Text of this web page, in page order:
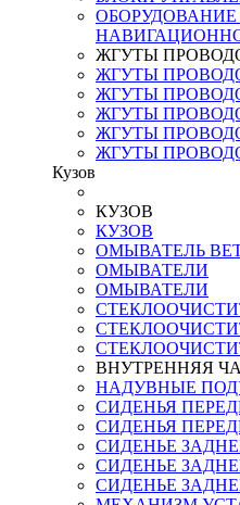
ЖГУТЫ
ЖГУТЫ
ЖГУТЫ
ЖГУТЫ
ЖГУТЫ
ЖГУТЫ
Кузов
КУЗОВ
КУЗОВ
ОМЫВАТЕЛЬ
ОМЫВАТЕЛИ
ОМЫВАТЕЛИ
ВНУТРЕННЯЯ
НАДУВНЫЕ
СИДЕНЬЯ
СИДЕНЬЯ
СИДЕНЬЕ
СИДЕНЬЕ
СИДЕНЬЕ